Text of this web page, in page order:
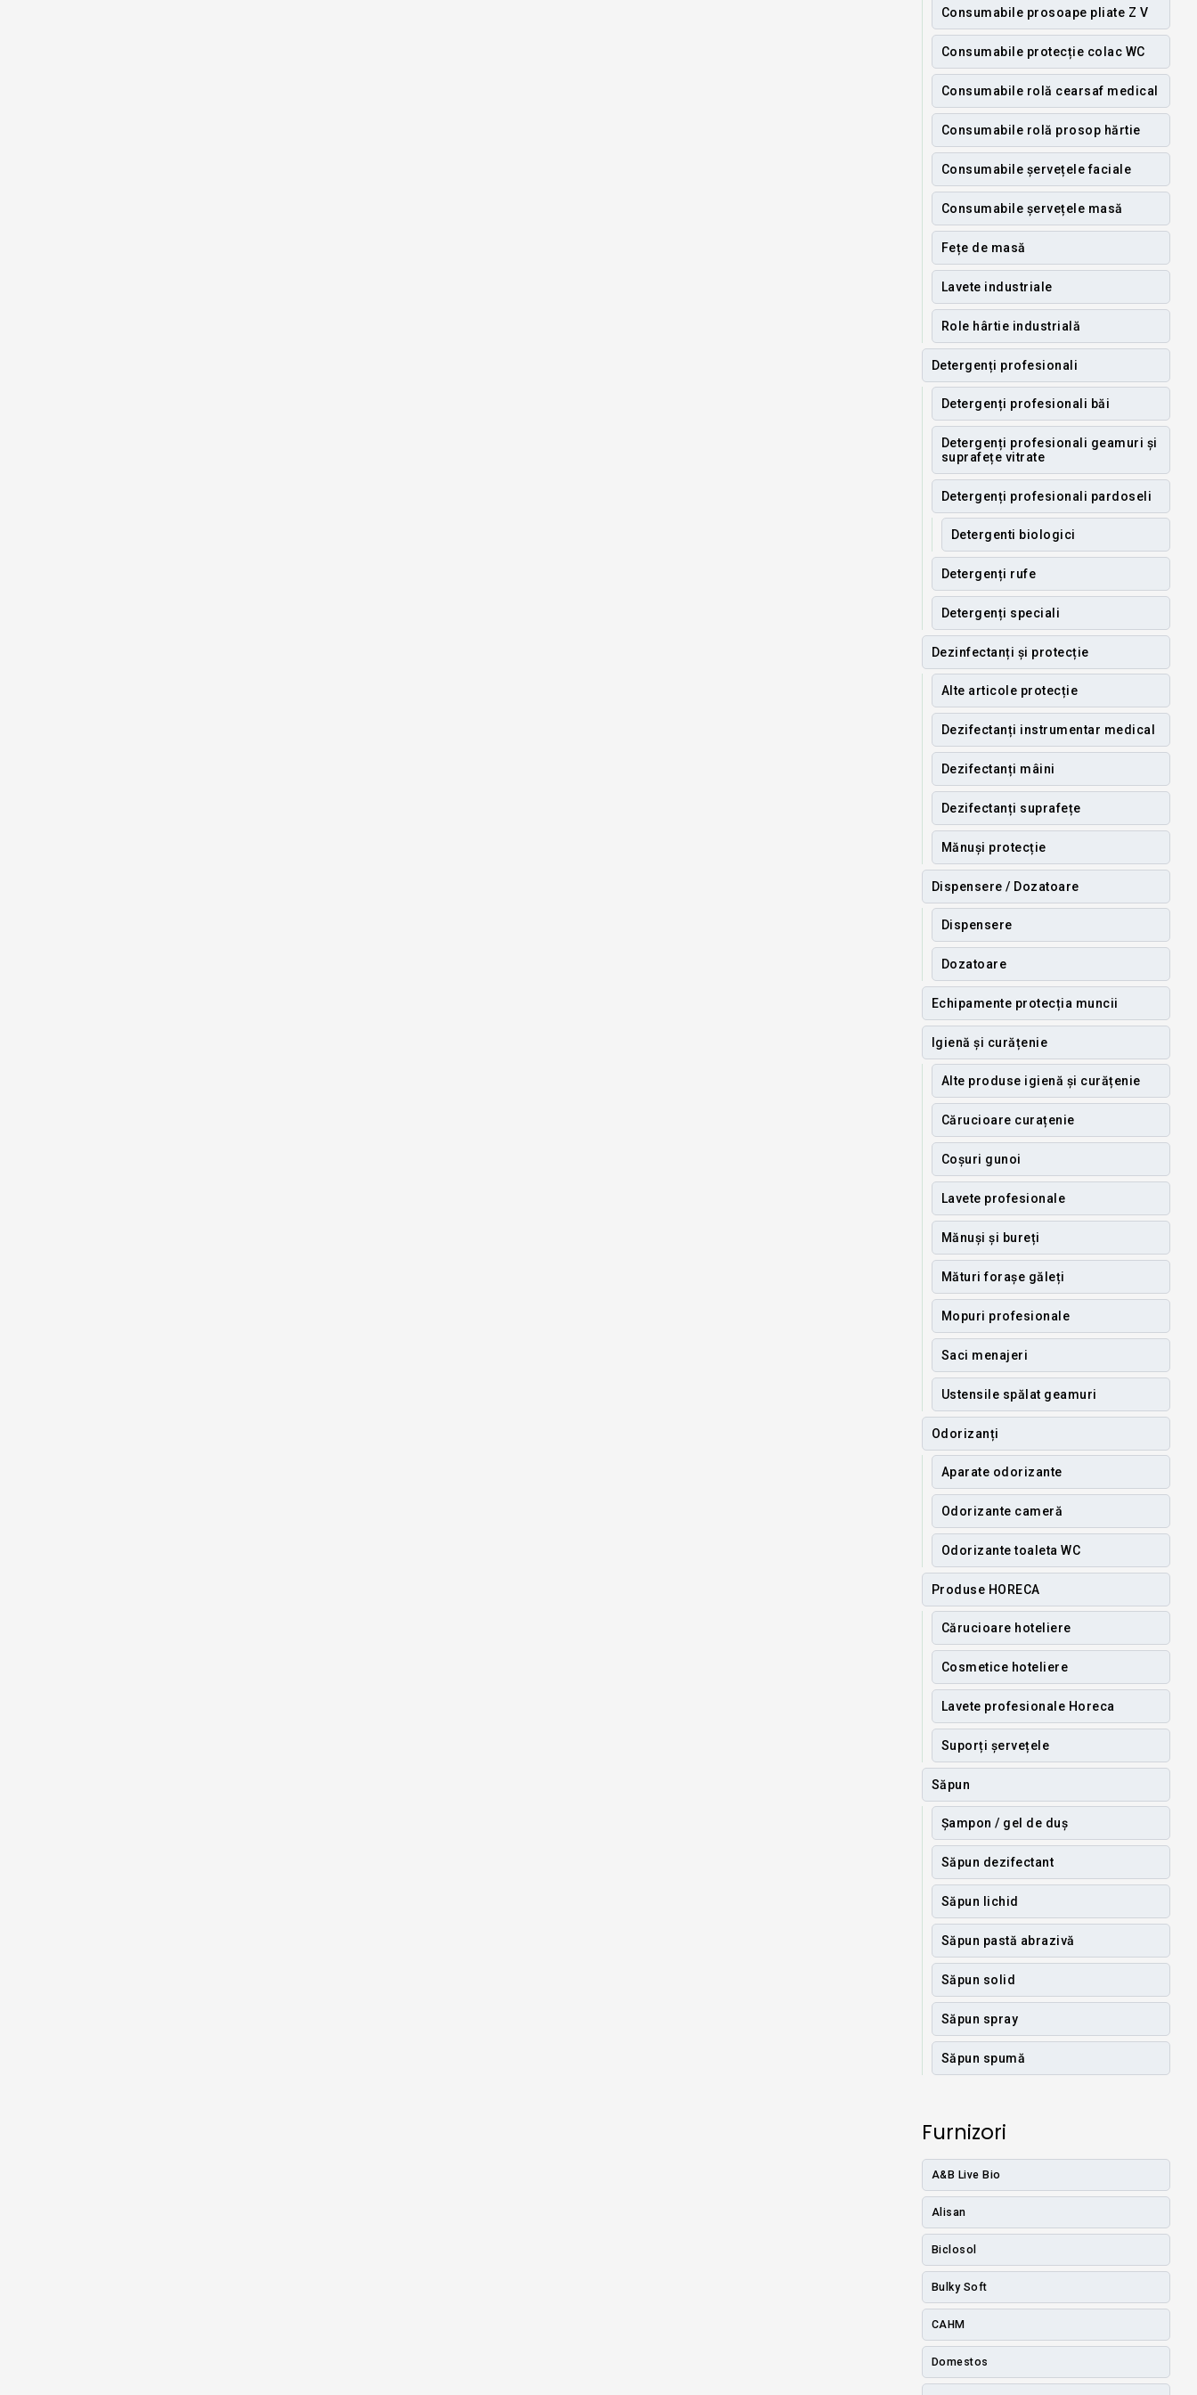
Consumabile prosoape pliate Z V
Consumabile protecție colac WC
Consumabile rolă cearsaf medical
Consumabile rolă prosop hărtie
Consumabile șervețele faciale
Consumabile șervețele masă
Fețe de masă
Lavete industriale
Role hârtie industrială
Detergenți profesionali
Detergenți profesionali băi
Detergenți profesionali geamuri și
suprafețe vitrate
Detergenți profesionali pardoseli
Detergenti biologici
Detergenți rufe
Detergenți speciali
Dezinfectanți și protecție
Alte articole protecție
Dezifectanți instrumentar medical
Dezifectanți mâini
Dezifectanți suprafețe
Mănuși protecție
Dispensere / Dozatoare
Dispensere
Dozatoare
Echipamente protecția muncii
Igienă și curățenie
Alte produse igienă și curățenie
Cărucioare curațenie
Coșuri gunoi
Lavete profesionale
Mănuși și bureți
Mături forașe găleți
Mopuri profesionale
Saci menajeri
Ustensile spălat geamuri
Odorizanți
Aparate odorizante
Odorizante cameră
Odorizante toaleta WC
Produse HORECA
Cărucioare hoteliere
Cosmetice hoteliere
Lavete profesionale Horeca
Suporți șervețele
Săpun
Șampon / gel de duș
Săpun dezifectant
Săpun lichid
Săpun pastă abrazivă
Săpun solid
Săpun spray
Săpun spumă
Furnizori
A&B Live Bio
Alisan
Biclosol
Bulky Soft
CAHM
Domestos